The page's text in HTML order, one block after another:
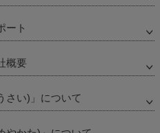
ート
概要
さい)」について